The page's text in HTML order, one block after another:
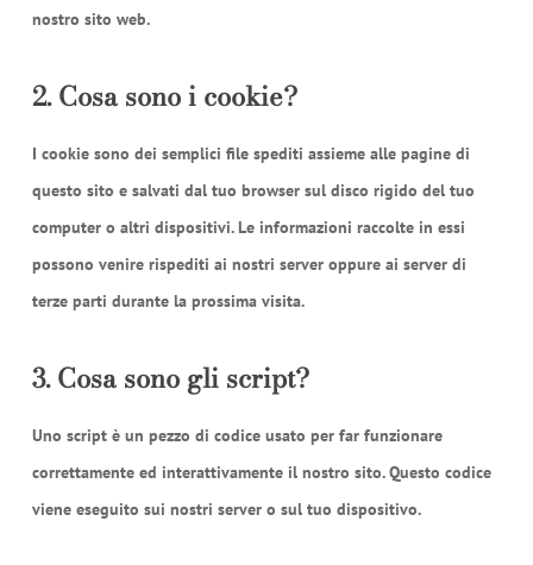
nostro sito web.
2. Cosa sono i cookie?
I cookie sono dei semplici file spediti assieme alle pagine di
questo sito e salvati dal tuo browser sul disco rigido del tuo
computer o altri dispositivi. Le informazioni raccolte in essi
possono venire rispediti ai nostri server oppure ai server di
terze parti durante la prossima visita.
3. Cosa sono gli script?
Uno script è un pezzo di codice usato per far funzionare
correttamente ed interattivamente il nostro sito. Questo codice
viene eseguito sui nostri server o sul tuo dispositivo.